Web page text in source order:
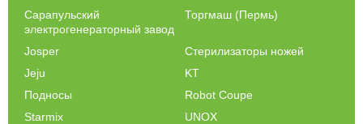
Сарапульский
электрогенераторный завод
Торгмаш (Пермь)
Josper
Стерилизаторы ножей
Jeju
KT
Подносы
Robot Coupe
Starmix
UNOX